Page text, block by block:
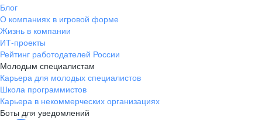
Блог
О компаниях в игровой форме
Жизнь в компании
ИТ-проекты
Рейтинг работодателей России
Молодым специалистам
Карьера для молодых специалистов
Школа программистов
Карьера в некоммерческих организациях
Боты для уведомлений